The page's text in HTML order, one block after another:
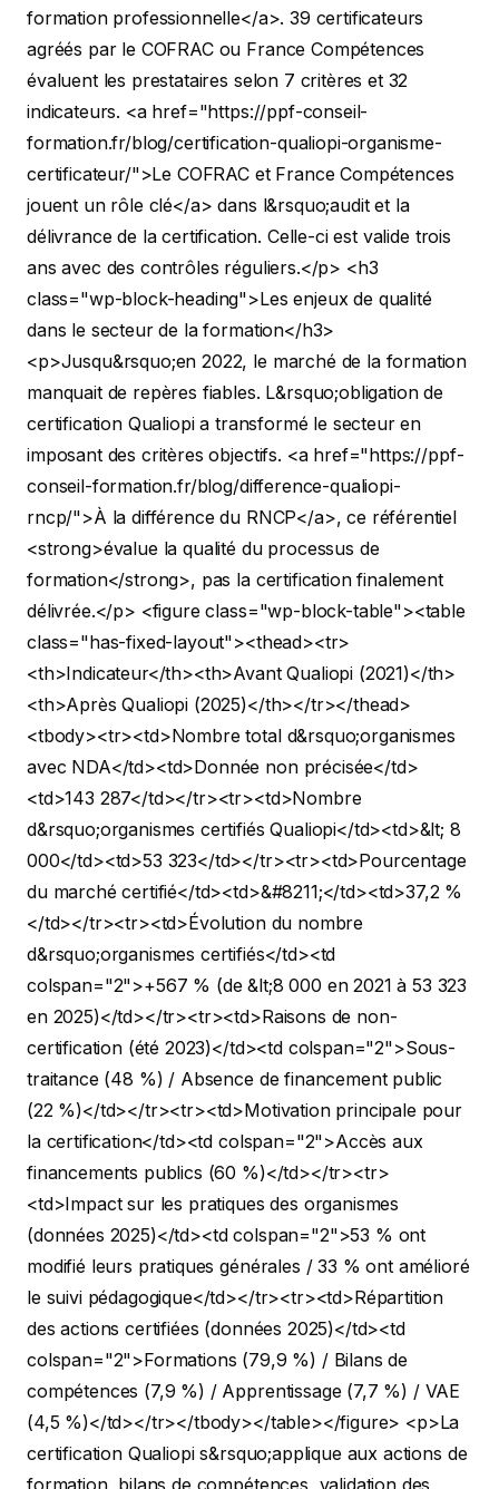
formation professionnelle</a>. 39 certificateurs
agréés par le COFRAC ou France Compétences
évaluent les prestataires selon 7 critères et 32
indicateurs. <a href="https://ppf-conseil-
formation.fr/blog/certification-qualiopi-organisme-
certificateur/">Le COFRAC et France Compétences
jouent un rôle clé</a> dans l&rsquo;audit et la
délivrance de la certification. Celle-ci est valide trois
ans avec des contrôles réguliers.</p> <h3
class="wp-block-heading">Les enjeux de qualité
dans le secteur de la formation</h3>
<p>Jusqu&rsquo;en 2022, le marché de la formation
manquait de repères fiables. L&rsquo;obligation de
certification Qualiopi a transformé le secteur en
imposant des critères objectifs. <a href="https://ppf-
conseil-formation.fr/blog/difference-qualiopi-
rncp/">À la différence du RNCP</a>, ce référentiel
<strong>évalue la qualité du processus de
formation</strong>, pas la certification finalement
délivrée.</p> <figure class="wp-block-table"><table
class="has-fixed-layout"><thead><tr>
<th>Indicateur</th><th>Avant Qualiopi (2021)</th>
<th>Après Qualiopi (2025)</th></tr></thead>
<tbody><tr><td>Nombre total d&rsquo;organismes
avec NDA</td><td>Donnée non précisée</td>
<td>143 287</td></tr><tr><td>Nombre
d&rsquo;organismes certifiés Qualiopi</td><td>&lt; 8
000</td><td>53 323</td></tr><tr><td>Pourcentage
du marché certifié</td><td>&#8211;</td><td>37,2 %
</td></tr><tr><td>Évolution du nombre
d&rsquo;organismes certifiés</td><td
colspan="2">+567 % (de &lt;8 000 en 2021 à 53 323
en 2025)</td></tr><tr><td>Raisons de non-
certification (été 2023)</td><td colspan="2">Sous-
traitance (48 %) / Absence de financement public
(22 %)</td></tr><tr><td>Motivation principale pour
la certification</td><td colspan="2">Accès aux
financements publics (60 %)</td></tr><tr>
<td>Impact sur les pratiques des organismes
(données 2025)</td><td colspan="2">53 % ont
modifié leurs pratiques générales / 33 % ont amélioré
le suivi pédagogique</td></tr><tr><td>Répartition
des actions certifiées (données 2025)</td><td
colspan="2">Formations (79,9 %) / Bilans de
compétences (7,9 %) / Apprentissage (7,7 %) / VAE
(4,5 %)</td></tr></tbody></table></figure> <p>La
certification Qualiopi s&rsquo;applique aux actions de